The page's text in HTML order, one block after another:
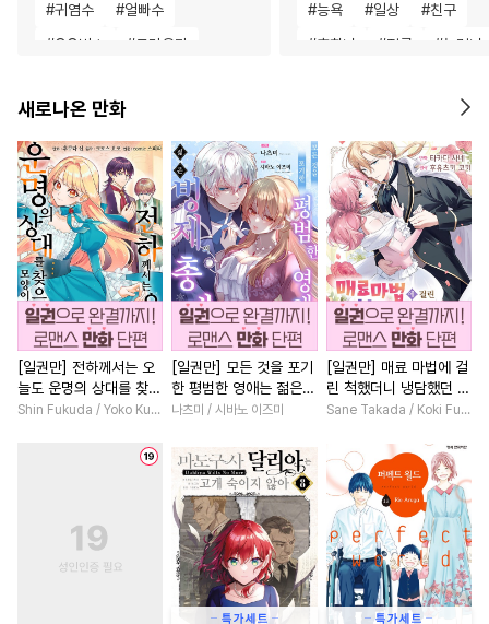
#귀염수 #얼빠수
#OO버스 #트라우마
#변태공 #후회공
#다공일수 #까칠공
#원나잇 #BDSM #변태수
#미남공 #츤데레공
#연상공 #동양풍 #광공
#음험공 #오메가버스
#서양풍 #현대물
#웹툰단행본 #달달물
#난폭공 #연상연하
짝사랑 #순정수
# 조교
키작공 #순정공
또라이공 떡대수 #유혹
#미남수
#능욕 #일상 #친구
#후회녀 #절륜 #능력녀
무심남
#원나잇 #드라마
#연애/결혼 #동거 #동
#명문세가 #철벽녀
#다정남 #힐링물 #짝사
#직진남 #서양풍 #고수
#
소년 #오피스물
#
섹스파트너 # 소설원작
#
상처녀 #학원/캠퍼스
#
인외존재 #
나이차커플
#
배틀연애 #평범녀
#
계약관계 #학원/캠퍼스
# 성장물 #영혼바뀜 #게
#
첫사랑 #재벌남
새로나온 만화
[일권만] 전하께서는 오
늘도 운명의 상대를 찾으
신 모양이네요 (웃음) [단
Shin Fukuda / Yoko Kurosu
[일권만] 모든 것을 포기
한 평범한 영애는 젊은
빙제의 총애를 받는다
나츠미 / 시바노 이즈미
[일권만] 매료 마법에 걸
린 척했더니 냉담했던 약
혼자가 맹목적인 사랑꾼Sane Takada / Koki Fuyutsuki